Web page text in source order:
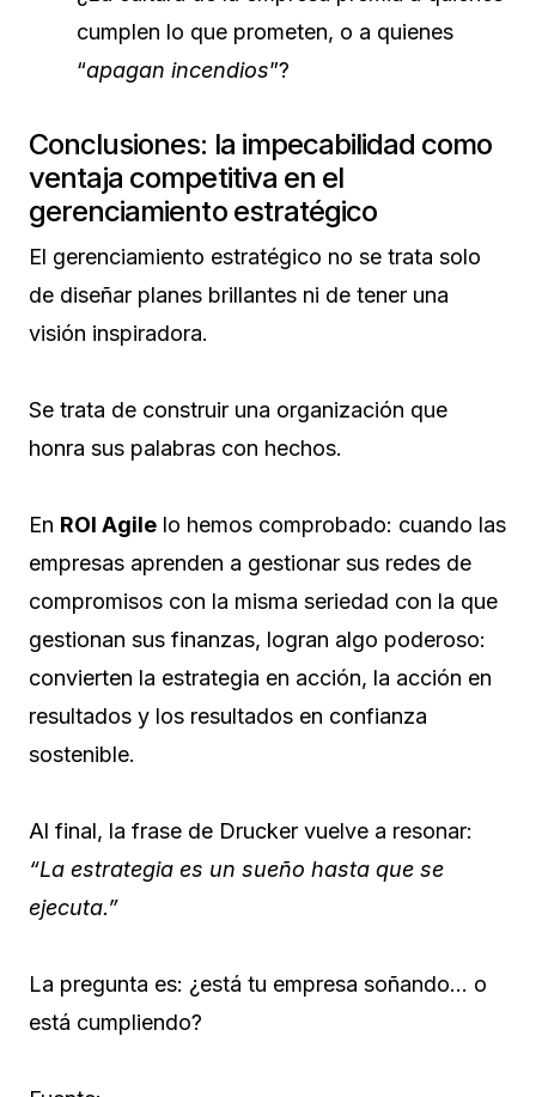
cumplen lo que prometen, o a quienes
“apagan incendios”?
Conclusiones: la impecabilidad como
ventaja competitiva en el
gerenciamiento estratégico
El gerenciamiento estratégico no se trata solo
de diseñar planes brillantes ni de tener una
visión inspiradora.
Se trata de construir una organización que
honra sus palabras con hechos.
En ROI Agile lo hemos comprobado: cuando las
empresas aprenden a gestionar sus redes de
compromisos con la misma seriedad con la que
gestionan sus finanzas, logran algo poderoso:
convierten la estrategia en acción, la acción en
resultados y los resultados en confianza
sostenible.
Al final, la frase de Drucker vuelve a resonar:
“La estrategia es un sueño hasta que se
ejecuta.”
La pregunta es: ¿está tu empresa soñando… o
está cumpliendo?